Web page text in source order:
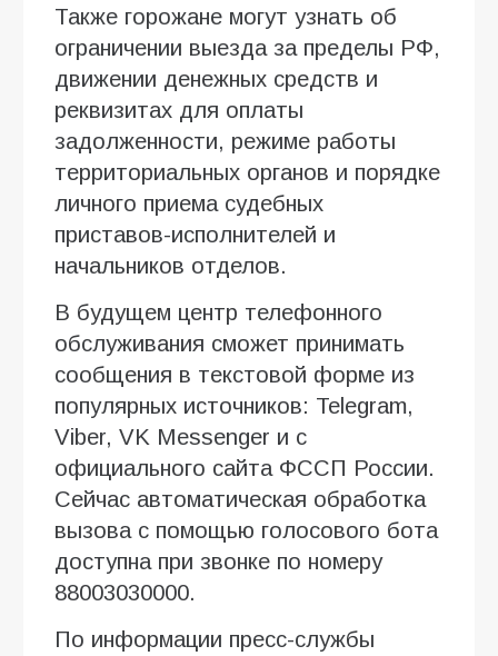
Также горожане могут узнать об
ограничении выезда за пределы РФ,
движении денежных средств и
реквизитах для оплаты
задолженности, режиме работы
территориальных органов и порядке
личного приема судебных
приставов-исполнителей и
начальников отделов.
В будущем центр телефонного
обслуживания сможет принимать
сообщения в текстовой форме из
популярных источников: Telegram,
Viber, VK Messenger и с
официального сайта ФССП России.
Сейчас автоматическая обработка
вызова с помощью голосового бота
доступна при звонке по номеру
88003030000.
По информации пресс-службы